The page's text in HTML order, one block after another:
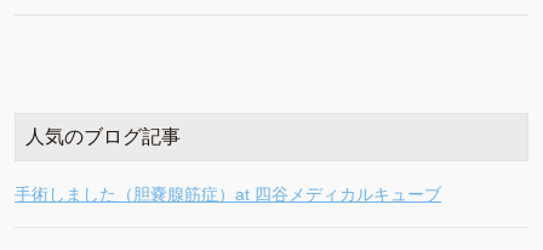
人気のブログ記事
手術しました（胆嚢腺筋症）at 四谷メディカルキューブ